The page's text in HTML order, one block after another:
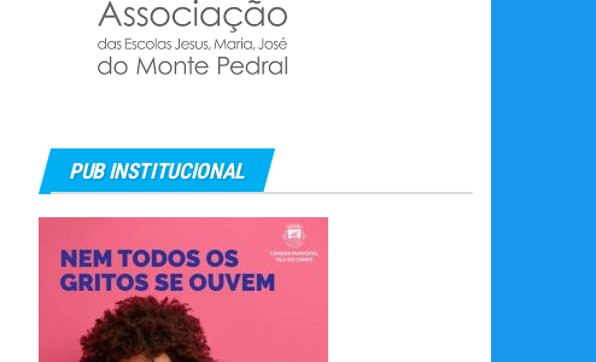
PUB INSTITUCIONAL